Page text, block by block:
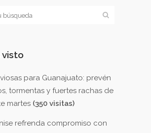
visto
para Guanajuato: prevén
tormentas y fuertes rachas de
martes (350 visitas)
refrenda compromiso con